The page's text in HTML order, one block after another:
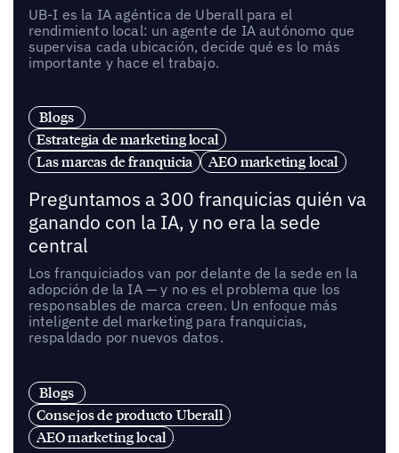
UB-I es la IA agéntica de Uberall para el
rendimiento local: un agente de IA autónomo que
supervisa cada ubicación, decide qué es lo más
importante y hace el trabajo.
Blogs
Estrategia de marketing local
Las marcas de franquicia
AEO marketing local
Preguntamos a 300 franquicias quién va
ganando con la IA, y no era la sede
central
Los franquiciados van por delante de la sede en la
adopción de la IA — y no es el problema que los
responsables de marca creen. Un enfoque más
inteligente del marketing para franquicias,
respaldado por nuevos datos.
Blogs
Consejos de producto Uberall
AEO marketing local